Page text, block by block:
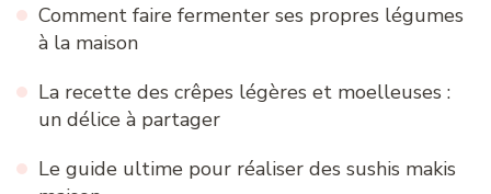
Comment faire fermenter ses propres légumes
à la maison
La recette des crêpes légères et moelleuses :
un délice à partager
Le guide ultime pour réaliser des sushis makis